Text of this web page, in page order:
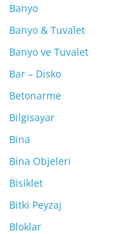
Banyo
Banyo & Tuvalet
Banyo ve Tuvalet
Bar – Disko
Betonarme
Bilgisayar
Bina
Bina Objeleri
Bisiklet
Bitki Peyzaj
Bloklar